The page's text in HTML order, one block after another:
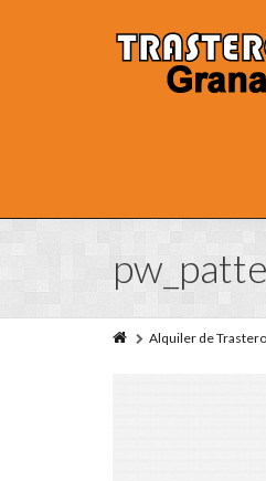
Alquiler de